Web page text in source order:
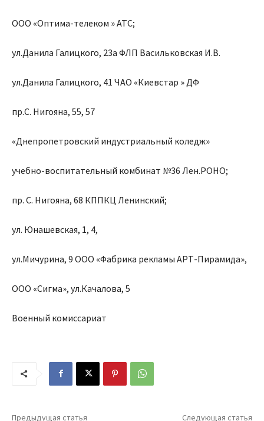
ООО «Оптима-телеком » АТС;
ул.Данила Галицкого, 23а ФЛП Васильковская И.В.
ул.Данила Галицкого, 41 ЧАО «Киевстар » ДФ
пр.С. Нигояна, 55, 57
«Днепропетровский индустриальный коледж»
учебно-воспитательный комбинат №36 Лен.РОНО;
пр. С. Нигояна, 68 КППКЦ Ленинский;
ул. Юнашевская, 1, 4,
ул.Мичурина, 9 ООО «Фабрика рекламы АРТ-Пирамида»,
ООО «Сигма», ул.Качалова, 5
Военный комиссариат
Предыдущая статья Следующая статья